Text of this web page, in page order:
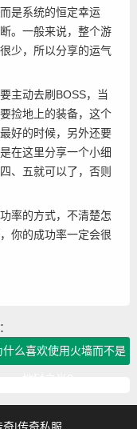
是系统的恒定幸运
。一般来说，整个游
少，所以分享的运气
主动去刷BOSS，当
捡地上的装备，这个
好的时候，另外还要
在这里分享一个小细
、五就可以了，否则
率的方式，不清楚怎
你的成功率一定会很
什么喜欢使用火墙而不是